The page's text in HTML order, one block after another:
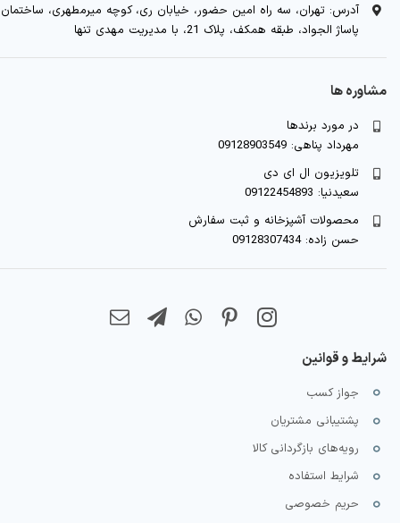
آدرس: تهران، سه راه امین حضور، خیابان ری، کوچه میرمطهری، ساختمان
پاساژ الجواد، طبقه همکف، پلاک 21، با مدیریت مهدی تنها
مشاوره ها
در مورد برندها
مهرداد پناهی: 09128903549
تلویزیون ال ای دی
سعیدنیا: 09122454893
محصولات آشپزخانه و ثبت سفارش
حسن زاده: 09128307434
شرایط و قوانین
جواز کسب
پشتیبانی مشتریان
رویه‌های بازگردانی کالا
شرایط استفاده
حریم خصوصی